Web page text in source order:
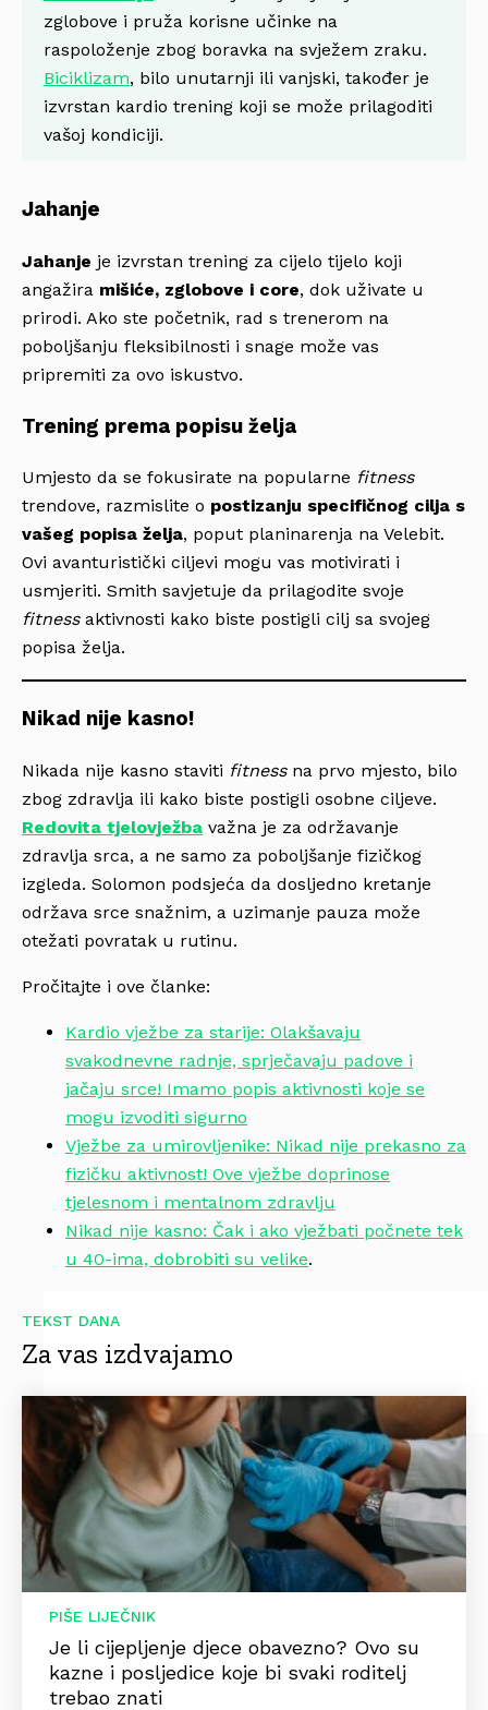
zglobove i pruža korisne učinke na
raspoloženje zbog boravka na svježem zraku.
Biciklizam, bilo unutarnji ili vanjski, također je
izvrstan kardio trening koji se može prilagoditi
vašoj kondiciji.
Jahanje
Jahanje je izvrstan trening za cijelo tijelo koji
angažira mišiće, zglobove i core, dok uživate u
prirodi. Ako ste početnik, rad s trenerom na
poboljšanju fleksibilnosti i snage može vas
pripremiti za ovo iskustvo.
Trening prema popisu želja
Umjesto da se fokusirate na popularne fitness
trendove, razmislite o postizanju specifičnog cilja s
vašeg popisa želja, poput planinarenja na Velebit.
Ovi avanturistički ciljevi mogu vas motivirati i
usmjeriti. Smith savjetuje da prilagodite svoje
fitnessaktivnosti kako biste postigli cilj sa svojeg
popisa želja.
Nikad nije kasno!
Nikada nije kasno staviti fitness na prvo mjesto, bilo
zbog zdravlja ili kako biste postigli osobne ciljeve.
Redovita tjelovježba važna je za održavanje
zdravlja srca, a ne samo za poboljšanje fizičkog
izgleda. Solomon podsjeća da dosljedno kretanje
održava srce snažnim, a uzimanje pauza može
otežati povratak u rutinu.
Pročitajte i ove članke:
Kardio vježbe za starije: Olakšavaju
svakodnevne radnje, sprječavaju padove i
jačaju srce! Imamo popis aktivnosti koje se
mogu izvoditi sigurno
Vježbe za umirovljenike: Nikad nije prekasno za
fizičku aktivnost! Ove vježbe doprinose
tjelesnom i mentalnom zdravlju
Nikad nije kasno: Čak i ako vježbati počnete tek
u 40-ima, dobrobiti su velike.
TEKST DANA
Za vas izdvajamo
PIŠE LIJEČNIK
Je li cijepljenje djece obavezno? Ovo su
kazne i posljedice koje bi svaki roditelj
trebao znati